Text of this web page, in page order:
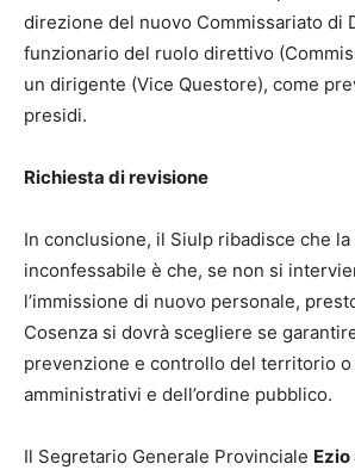
direzione del nuovo Commissariato di
funzionario del ruolo direttivo
un dirigente (Vice Questore), come
presidi.
Richiesta di revisione
In conclusione, il Siulp ribadisce che
inconfessabile è che, se non si
l’immissione di nuovo personale,
Cosenza si dovrà scegliere se
prevenzione e controllo del territorio
amministrativi e dell’ordine pubblico.
Il Segretario Generale Provinciale